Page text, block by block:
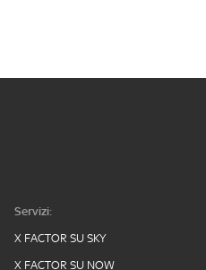
Servizi:
X FACTOR SU SKY
X FACTOR SU NOW